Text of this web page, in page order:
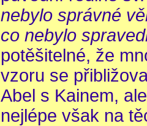
nebylo správné
co nebylo
potěšitelné, že
vzoru se
Abel s Kainem,
nejlépe však na